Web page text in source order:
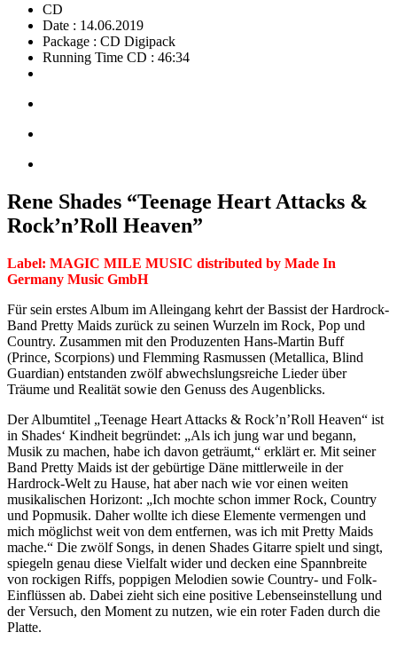
CD
Date : 14.06.2019
Package : CD Digipack
Running Time CD : 46:34
Rene Shades “Teenage Heart Attacks &
Rock’n’Roll Heaven”
Label: MAGIC MILE MUSIC distributed by Made In
Germany Music GmbH
Für sein erstes Album im Alleingang kehrt der Bassist der Hardrock-
Band Pretty Maids zurück zu seinen Wurzeln im Rock, Pop und
Country. Zusammen mit den Produzenten Hans-Martin Buff
(Prince, Scorpions) und Flemming Rasmussen (Metallica, Blind
Guardian) entstanden zwölf abwechslungsreiche Lieder über
Träume und Realität sowie den Genuss des Augenblicks.
Der Albumtitel „Teenage Heart Attacks & Rock’n’Roll Heaven“ ist
in Shades‘ Kindheit begründet: „Als ich jung war und begann,
Musik zu machen, habe ich davon geträumt,“ erklärt er. Mit seiner
Band Pretty Maids ist der gebürtige Däne mittlerweile in der
Hardrock-Welt zu Hause, hat aber nach wie vor einen weiten
musikalischen Horizont: „Ich mochte schon immer Rock, Country
und Popmusik. Daher wollte ich diese Elemente vermengen und
mich möglichst weit von dem entfernen, was ich mit Pretty Maids
mache.“ Die zwölf Songs, in denen Shades Gitarre spielt und singt,
spiegeln genau diese Vielfalt wider und decken eine Spannbreite
von rockigen Riffs, poppigen Melodien sowie Country- und Folk-
Einflüssen ab. Dabei zieht sich eine positive Lebenseinstellung und
der Versuch, den Moment zu nutzen, wie ein roter Faden durch die
Platte.